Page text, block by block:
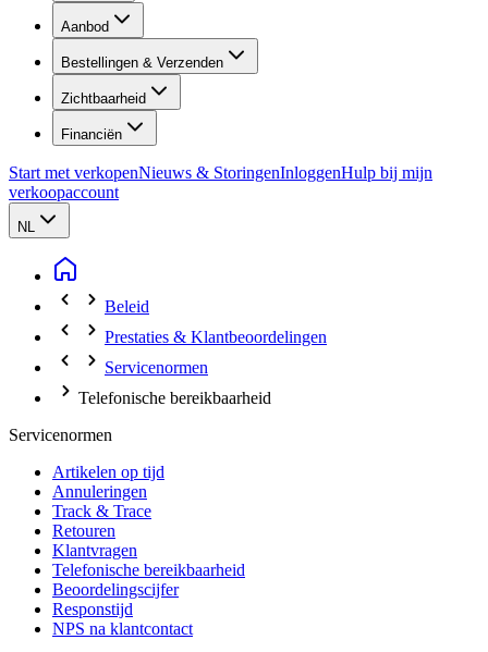
Aanbod
Bestellingen & Verzenden
Zichtbaarheid
Financiën
Start met verkopenNieuws & StoringenInloggenHulp bij mijn
verkoopaccount
NL
Beleid
Prestaties & Klantbeoordelingen
Servicenormen
Telefonische bereikbaarheid
Servicenormen
Artikelen op tijd
Annuleringen
Track & Trace
Retouren
Klantvragen
Telefonische bereikbaarheid
Beoordelingscijfer
Responstijd
NPS na klantcontact